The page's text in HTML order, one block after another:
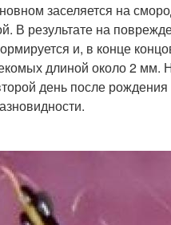
заселяется на
В результате на
и, в конце
длиной около 2 мм.
день после